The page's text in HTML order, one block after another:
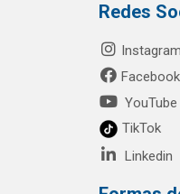
Redes
Instagram
Facebook
YouTube
TikTok
Linkedin